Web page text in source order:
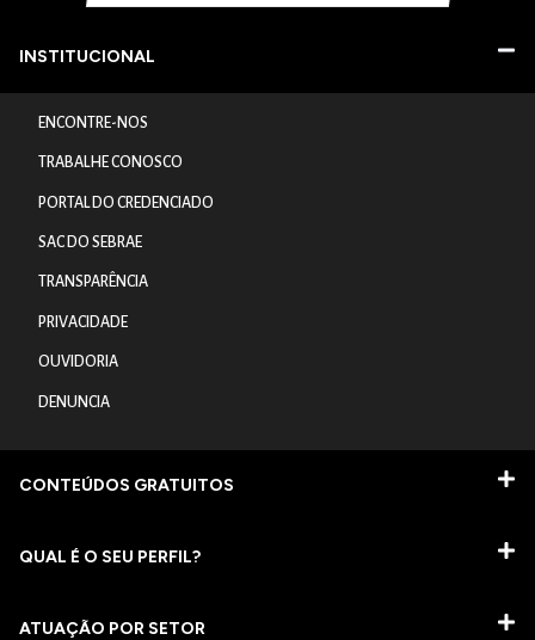
INSTITUCIONAL
ENCONTRE-NOS
TRABALHE CONOSCO
PORTAL DO CREDENCIADO
SAC DO SEBRAE
TRANSPARÊNCIA
PRIVACIDADE
OUVIDORIA
DENUNCIA
CONTEÚDOS GRATUITOS
QUAL É O SEU PERFIL?
ATUAÇÃO POR SETOR